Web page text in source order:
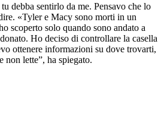
debba sentirlo da me. Pensavo che lo
«Tyler e Macy sono morti in un
scoperto solo quando sono andato a
Ho deciso di controllare la casella
ottenere informazioni su dove trovarti,
non lette”, ha spiegato.